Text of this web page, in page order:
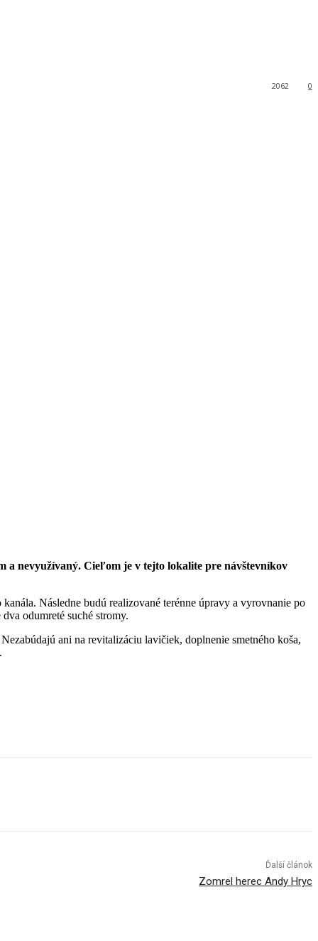
0
2062
a nevyužívaný. Cieľom je v tejto lokalite pre návštevníkov
Následne budú realizované terénne úpravy a vyrovnanie po
odumreté suché stromy.
Nezabúdajú ani na revitalizáciu lavičiek, doplnenie smetného koša,
Ďalší článok
Zomrel herec Andy Hryc